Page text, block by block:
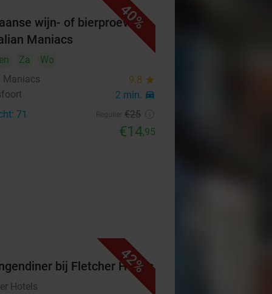
40%
wijn- of bierproeverij
Maniacs
Za
Wo
Maniacs
9.8 star
2 min. directions_car
71 €25
€14,95
42%
bij Fletcher Hotels
Hotels